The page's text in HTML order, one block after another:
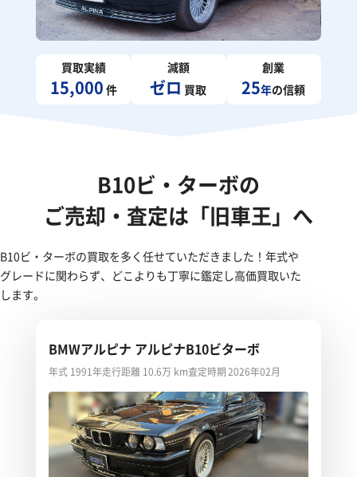
買取実績
15,000 件
減額
ゼロ 買取
創業
25年の信頼
B10ビ・ターボの
ご売却・査定は「旧車王」へ
B10ビ・ターボの買取を多く任せていただきました！年式や
グレードに関わらず、どこよりも丁寧に鑑定し高価買取いた
します。
BMWアルピナ アルピナB10ビターボ
年式 1991年走行距離 10.6万 km査定時期 2026年02月